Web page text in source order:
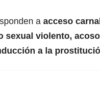
a acceso
sexual violento,
a la